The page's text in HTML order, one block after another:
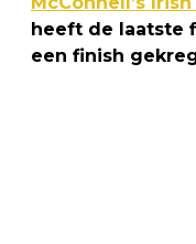
heeft de laatste
een finish